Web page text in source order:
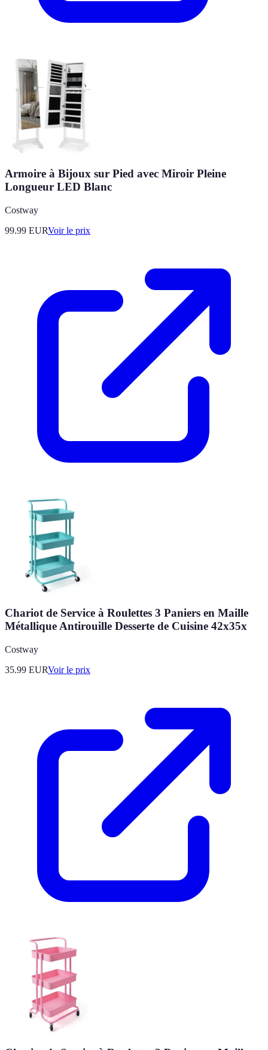
Armoire à Bijoux sur Pied avec Miroir Pleine
Longueur LED Blanc
Costway
99.99 EURVoir le prix
Chariot de Service à Roulettes 3 Paniers en Maille
Métallique Antirouille Desserte de Cuisine 42x35x
Costway
35.99 EURVoir le prix